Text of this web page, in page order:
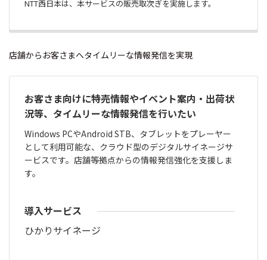
NTT西日本は、本サービスの販売取次ぎを実施します。
店舗からお客さまへタイムリーな情報発信を実現
お客さま向けに特売情報やイベント案内・出荷状
況等、タイムリーな情報発信を行いたい
Windows PCやAndroid STB、タブレットをプレーヤー
として利用可能な、クラウド型のデジタルサイネージサ
ービスです。店舗等拠点からの情報発信強化を支援しま
す。
導入サービス
ひかりサイネージ